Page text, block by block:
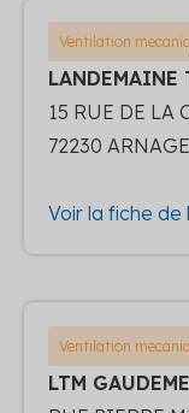
Ventilation
LANDEMAINE
15 RUE DE LA
72230 ARNAGE
Voir la fiche de
Ventilation
LTM